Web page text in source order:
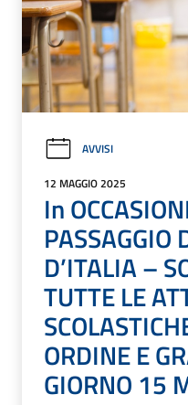
AVVISI
12 MAGGIO 2025
In
PASSAGGIO
D’ITALIA –
TUTTE LE
ORDINE E
GIORNO 15